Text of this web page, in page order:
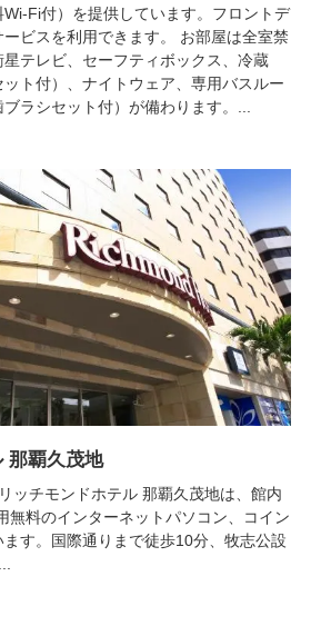
Fi付）を提供しています。フロントデ
ビスを利用できます。 お部屋は全室禁
テレビ、セーフティボックス、冷蔵
ト付）、ナイトウェア、専用バスルー
ラシセット付）が備わります。...
那覇久茂地
ッチモンドホテル 那覇久茂地は、館内
無料のインターネットパソコン、コイン
す。国際通りまで徒歩10分、牧志公設